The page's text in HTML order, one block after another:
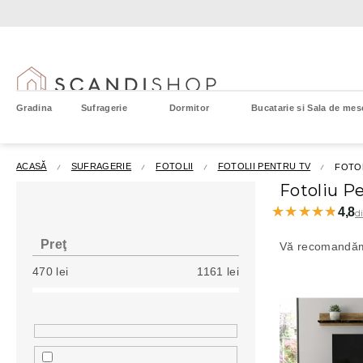
Gradina Sufragerie Dormitor Bucatarie si Sala de
ACASĂ SUFRAGERIE FOTOLII FOTOLII PENTRU TV
Preţ
470 lei 1161 lei
Fotoliu
★★★★★
★★★★★4,8
e
a
Vă